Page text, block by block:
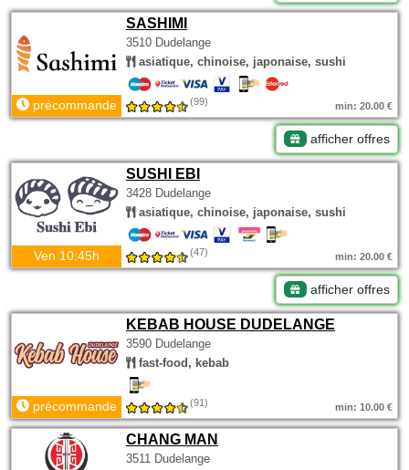
SASHIMI
3510 Dudelange
asiatique, chinoise, japonaise, sushi
précommande (99) min: 20.00 €
afficher offres
SUSHI EBI
3428 Dudelange
asiatique, chinoise, japonaise, sushi
Ven 10:45h (47) min: 20.00 €
afficher offres
KEBAB HOUSE DUDELANGE
3590 Dudelange
fast-food, kebab
précommande (91) min: 10.00 €
CHANG MAN
3511 Dudelange